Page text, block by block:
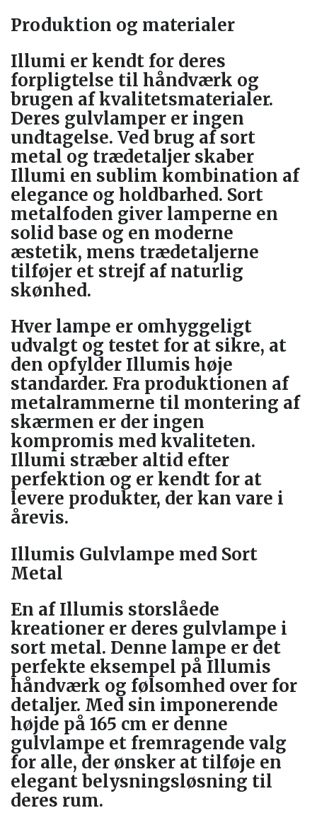
Produktion og materialer
Illumi er kendt for deres
forpligtelse til håndværk og
brugen af kvalitetsmaterialer.
Deres gulvlamper er ingen
undtagelse. Ved brug af sort
metal og trædetaljer skaber
Illumi en sublim kombination af
elegance og holdbarhed. Sort
metalfoden giver lamperne en
solid base og en moderne
æstetik, mens trædetaljerne
tilføjer et strejf af naturlig
skønhed.
Hver lampe er omhyggeligt
udvalgt og testet for at sikre, at
den opfylder Illumis høje
standarder. Fra produktionen af
metalrammerne til montering af
skærmen er der ingen
kompromis med kvaliteten.
Illumi stræber altid efter
perfektion og er kendt for at
levere produkter, der kan vare i
årevis.
Illumis Gulvlampe med Sort
Metal
En af Illumis storslåede
kreationer er deres gulvlampe i
sort metal. Denne lampe er det
perfekte eksempel på Illumis
håndværk og følsomhed over for
detaljer. Med sin imponerende
højde på 165 cm er denne
gulvlampe et fremragende valg
for alle, der ønsker at tilføje en
elegant belysningsløsning til
deres rum.